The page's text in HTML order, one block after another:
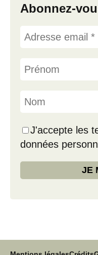
Abonnez-
J'accepte les
données